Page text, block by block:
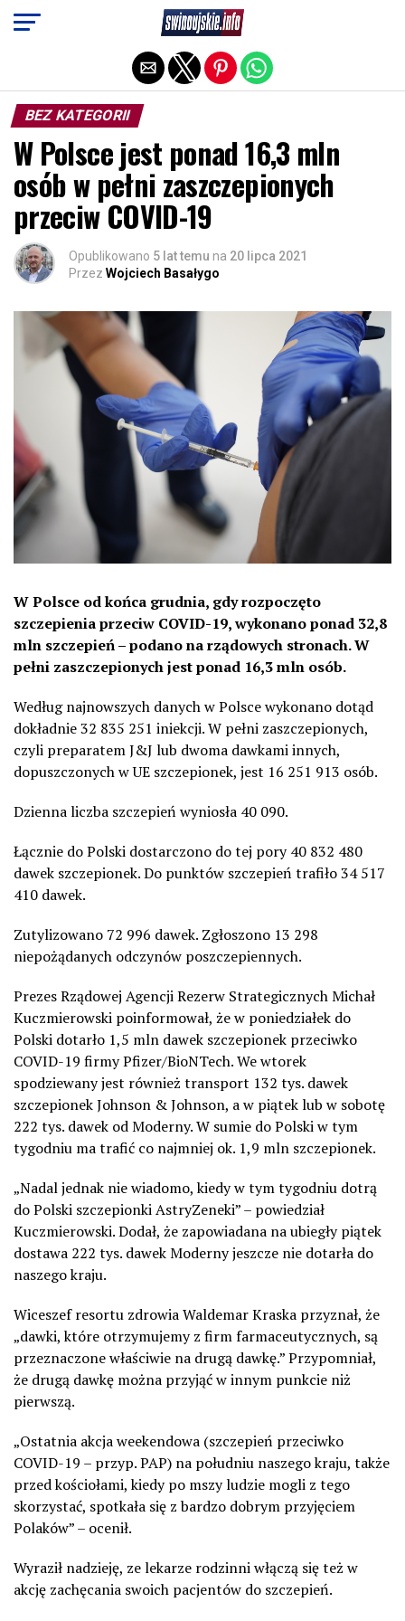
BEZ KATEGORII
W Polsce jest ponad 16,3 mln
osób w pełni zaszczepionych
przeciw COVID-19
Opublikowano 5 lat temu na 20 lipca 2021
Przez Wojciech Basałygo
W Polsce od końca grudnia, gdy rozpoczęto
szczepienia przeciw COVID-19, wykonano ponad 32,8
mln szczepień – podano na rządowych stronach. W
pełni zaszczepionych jest ponad 16,3 mln osób.
Według najnowszych danych w Polsce wykonano dotąd
dokładnie 32 835 251 iniekcji. W pełni zaszczepionych,
czyli preparatem J&J lub dwoma dawkami innych,
dopuszczonych w UE szczepionek, jest 16 251 913 osób.
Dzienna liczba szczepień wyniosła 40 090.
Łącznie do Polski dostarczono do tej pory 40 832 480
dawek szczepionek. Do punktów szczepień trafiło 34 517
410 dawek.
Zutylizowano 72 996 dawek. Zgłoszono 13 298
niepożądanych odczynów poszczepiennych.
Prezes Rządowej Agencji Rezerw Strategicznych Michał
Kuczmierowski poinformował, że w poniedziałek do
Polski dotarło 1,5 mln dawek szczepionek przeciwko
COVID-19 firmy Pfizer/BioNTech. We wtorek
spodziewany jest również transport 132 tys. dawek
szczepionek Johnson & Johnson, a w piątek lub w sobotę
222 tys. dawek od Moderny. W sumie do Polski w tym
tygodniu ma trafić co najmniej ok. 1,9 mln szczepionek.
„Nadal jednak nie wiadomo, kiedy w tym tygodniu dotrą
do Polski szczepionki AstryZeneki” – powiedział
Kuczmierowski. Dodał, że zapowiadana na ubiegły piątek
dostawa 222 tys. dawek Moderny jeszcze nie dotarła do
naszego kraju.
Wiceszef resortu zdrowia Waldemar Kraska przyznał, że
„dawki, które otrzymujemy z firm farmaceutycznych, są
przeznaczone właściwie na drugą dawkę.” Przypomniał,
że drugą dawkę można przyjąć w innym punkcie niż
pierwszą.
„Ostatnia akcja weekendowa (szczepień przeciwko
COVID-19 – przyp. PAP) na południu naszego kraju, także
przed kościołami, kiedy po mszy ludzie mogli z tego
skorzystać, spotkała się z bardzo dobrym przyjęciem
Polaków” – ocenił.
Wyraził nadzieję, ze lekarze rodzinni włączą się też w
akcję zachęcania swoich pacjentów do szczepień.
Exit mobile version